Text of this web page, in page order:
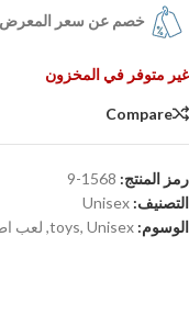
خصم عن سعر
غير متوفر في المخزون
Compare
رمز المنتج: 1568-9
التصنيف: Unisex
الوسوم:
toys, Unisex
, لعب